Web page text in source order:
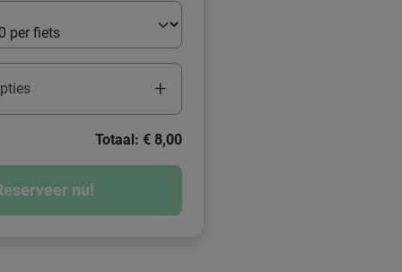
+
Totaal: € 8,00
nu!